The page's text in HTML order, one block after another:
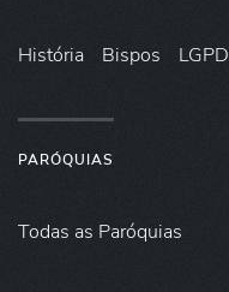
História Bispos LGPD
PARÓQUIAS
Todas as Paróquias